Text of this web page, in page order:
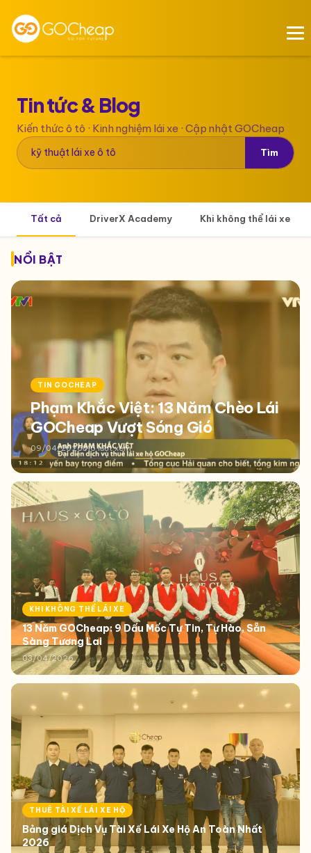
Tin tức & Blog
Kiến thức ô tô · Kinh nghiệm lái xe · Cập nhật GOCheap
Tìm
Tất cả DriverX Academy Khi không thể lái xe
NỔI BẬT
TIN GOCHEAP
Phạm Khắc Việt: 13 Năm Chèo Lái
GOCheap Vượt Sóng Gió
09/04/2026316 lượt xem
KHI KHÔNG THỂ LÁI XE
13 Năm GOCheap: 9 Dấu Mốc Tự Tin, Tự Hào, Sẵn
Sàng Tương Lai
03/04/2026
THUÊ TÀI XẾ LÁI XE HỘ
Bảng giá Dịch Vụ Tài Xế Lái Xe Hộ An Toàn Nhất
2026